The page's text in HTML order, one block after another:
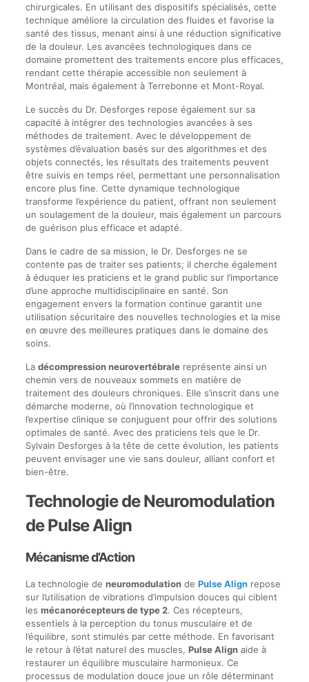
chirurgicales. En utilisant des dispositifs spécialisés, cette
technique améliore la circulation des fluides et favorise la
santé des tissus, menant ainsi à une réduction significative
de la douleur. Les avancées technologiques dans ce
domaine promettent des traitements encore plus efficaces,
rendant cette thérapie accessible non seulement à
Montréal, mais également à Terrebonne et Mont-Royal.
Le succès du Dr. Desforges repose également sur sa
capacité à intégrer des technologies avancées à ses
méthodes de traitement. Avec le développement de
systèmes d’évaluation basés sur des algorithmes et des
objets connectés, les résultats des traitements peuvent
être suivis en temps réel, permettant une personnalisation
encore plus fine. Cette dynamique technologique
transforme l’expérience du patient, offrant non seulement
un soulagement de la douleur, mais également un parcours
de guérison plus efficace et adapté.
Dans le cadre de sa mission, le Dr. Desforges ne se
contente pas de traiter ses patients; il cherche également
à éduquer les praticiens et le grand public sur l’importance
d’une approche multidisciplinaire en santé. Son
engagement envers la formation continue garantit une
utilisation sécuritaire des nouvelles technologies et la mise
en œuvre des meilleures pratiques dans le domaine des
soins.
La décompression neurovertébralereprésente ainsi un
chemin vers de nouveaux sommets en matière de
traitement des douleurs chroniques. Elle s’inscrit dans une
démarche moderne, où l’innovation technologique et
l’expertise clinique se conjuguent pour offrir des solutions
optimales de santé. Avec des praticiens tels que le Dr.
Sylvain Desforges à la tête de cette évolution, les patients
peuvent envisager une vie sans douleur, alliant confort et
bien-être.
Technologie de Neuromodulation
de Pulse Align
Mécanisme d’Action
La technologie de neuromodulationde Pulse Alignrepose
sur l’utilisation de vibrations d’impulsion douces qui ciblent
les mécanorécepteurs de type 2. Ces récepteurs,
essentiels à la perception du tonus musculaire et de
l’équilibre, sont stimulés par cette méthode. En favorisant
le retour à l’état naturel des muscles, Pulse Alignaide à
restaurer un équilibre musculaire harmonieux. Ce
processus de modulation douce joue un rôle déterminant